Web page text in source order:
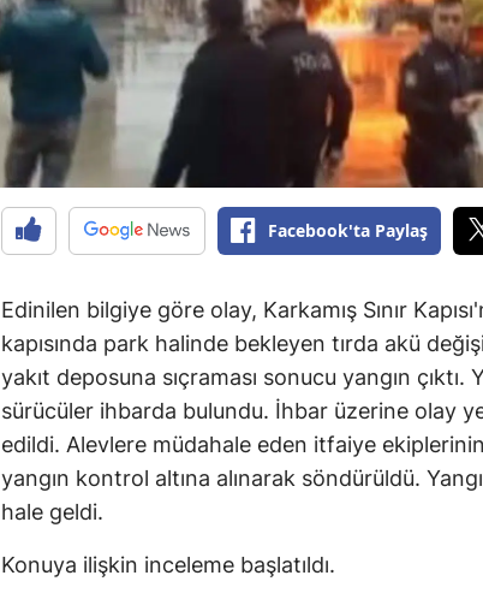
Facebook'ta Paylaş
Edinilen bilgiye göre olay, Karkamış Sınır
kapısında park halinde bekleyen tırda akü
yakıt deposuna sıçraması sonucu yangın çıktı.
sürücüler ihbarda bulundu. İhbar üzerine olay
edildi. Alevlere müdahale eden itfaiye
yangın kontrol altına alınarak söndürüldü.
hale geldi.
Konuya ilişkin inceleme başlatıldı.